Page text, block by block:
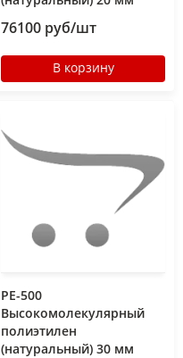
76100 руб/шт
В корзину
РЕ-500
Высокомолекулярный
полиэтилен
(натуральный) 30 мм